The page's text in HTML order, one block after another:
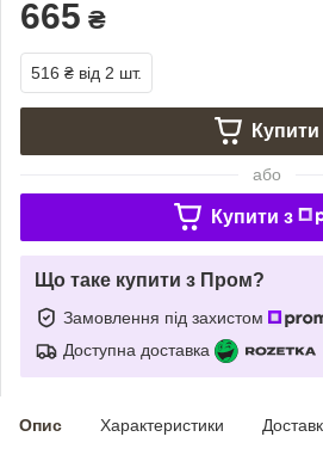
665 ₴
516 ₴ від 2 шт.
Купити
або
Купити з
Що таке купити з Пром?
Замовлення під захистом
Доступна доставка
Опис Характеристики